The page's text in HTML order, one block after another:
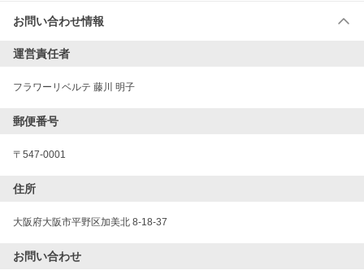
お問い合わせ情報
運営責任者
フラワーリベルテ 藤川 明子
郵便番号
〒547-0001
住所
大阪府大阪市平野区加美北 8-18-37
お問い合わせ